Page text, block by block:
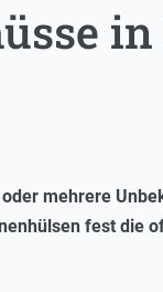
mehrere
fest die